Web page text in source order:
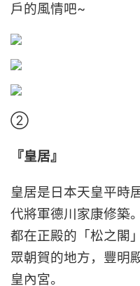
戶的風情吧~
②
『皇居』
皇居是日本天皇平時
代將軍德川家康修築
都在正殿的「松之閣
眾朝賀的地方，豐明
皇內宮。